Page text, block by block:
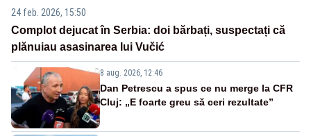
24 feb. 2026, 15:50
Complot dejucat în Serbia: doi bărbați, suspectați că
plănuiau asasinarea lui Vučić
8 aug. 2026, 12:46
Dan Petrescu a spus ce nu merge la CFR
Cluj: „E foarte greu să ceri rezultate”